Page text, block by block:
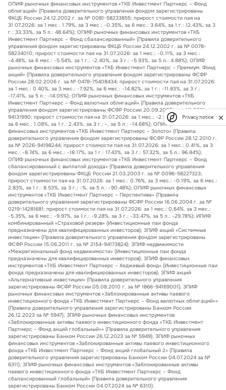
ОПИФ рыночных финансовых инструментов «ТКБ Инвестмент Партнерс – Фонд
облигаций» (Правила доверительного управления фондом зарегистрированы
ФКЦБ России 24.12.2002 г. за № 0081-58233855; прирост стоимости пая на
31.07.2026: за 1 мес.: 1.79%, за 3 мес.: -0.35%, за 6 мес.: 3.64%, за 1 г.: 12.43%, за 3
г.: 33.33%, за 5 л.: 48.64%); ОПИФ рыночных финансовых инструментов «ТКБ
Инвестмент Партнерс – Фонд сбалансированный» (Правила доверительного
управления фондом зарегистрированы ФКЦБ России 24.12.2002 г. за № 0078-
58234010; прирост стоимости пая на 31.07.2026: за 1 мес.: -0.11%, за 3 мес.:
-4.48%, за 6 мес.: -5.54%, за 1 г.: -2.40%, за 3 г.: -5.93%, за 5 л.: 4.88%); ОПИФ
рыночных финансовых инструментов «ТКБ Инвестмент Партнерс – Премиум. Фонд
акций» (Правила доверительного управления фондом зарегистрированы ФСФР
России 28.02.2006 г. за № 0478-75408434; прирост стоимости пая на 31.07.2026:
за 1 мес.: 0.40%, за 3 мес.: -7.92%, за 6 мес.: -14.82%, за 1 г.: -11.83%, за 3 г.:
-17.41%, за 5 л.: -14.05%); ОПИФ рыночных финансовых инструментов «ТКБ
Инвестмент Партнерс – Фонд валютных облигаций» (Правила доверительного
управления фондом зарегистрированы ФСФР России 20.09.2007 г. за № 0991-
94131990; прирост стоимости пая на 31.07.2026: за 1 мес.: -2.92%, за 3 мес.: 1.67%,
за 6 мес.: 1.08%, за 1 г.: 2.43%, за 3 г.: -, за 5 л.: -14.68%); ОПИФ рыночных
финансовых инструментов «ТКБ Инвестмент Партнерс – Золото» (Правила
доверительного управления фондом зарегистрированы ФСФР России 28.12.2010 г.
за № 2026-94198244; прирост стоимости пая на 31.07.2026: за 1 мес.: 0.41%, за 3
мес.: -8.74%, за 6 мес.: -18.17%, за 1 г.: 17.43%, за 3 г.: 57.32%, за 5 л.: 96.84%);
ОПИФ рыночных финансовых инструментов «ТКБ Инвестмент Партнерс – Фонд
сбалансированный с выплатой дохода» (Правила доверительного управления
фондом зарегистрированы ФКЦБ России 21.03.2003 г. за № 0096-58227323;
прирост стоимости пая на 31.07.2026: за 1 мес.: 0.76%, за 3 мес.: -0.19%, за 6 мес.:
2.83%, за 1 г.: 8.53%, за 3 г.: -%, за 5 л.: -90.48%); ОПИФ рыночных финансовых
инструментов «ТКБ Инвестмент Партнерс – Перспектива» (Правила
доверительного управления зарегистрированы ФСФР России 16.06.2004 г. за №
0219-14281681; прирост стоимости пая на 31.07.2026: за 1 мес.: 0.64%, за 3 мес.:
-5.35%, за 6 мес.: -9.97%, за 1 г.: -9.28%, за 3 г.: -33.47%, за 5 л.: -29.78%); ИПИФ
комбинированный «Страховой резерв» (Инвестиционные паи фонда
предназначены для квалифицированных инвесторов); ЗПИФ акций «Системные
инвестиции» (Правила доверительного управления фондом зарегистрированы
ФСФР России 15.06.2011 г. за № 2154-94173824); ЗПИФ недвижимости
«Межрегиональный фонд недвижимости» (Инвестиционные паи фонда
предназначены для квалифицированных инвесторов); ЗПИФ финансовых
инструментов «ТКБ Инвестмент Партнерс – Хеджевый фонд» (Инвестиционные паи
фонда предназначены для квалифицированных инвесторов); ЗПИФ акций
«Альтернативные инвестиции» (Правила доверительного управления
зарегистрированы ФСФР России 05.08.2010 г. за № 1866-94169001); ЗПИФ
рыночных финансовых инструментов «Заблокированные активы паевого
инвестиционного фонда «ТКБ Инвестмент Партнерс – Фонд валютных облигаций»»
(Правила доверительного управления зарегистрированы Банком России
26.12.2023 за № 5947); ЗПИФ рыночных финансовых инструментов
«Заблокированные активы паевого инвестиционного фонда «ТКБ Инвестмент
Партнерс – Фонд акций глобальный»» (Правила доверительного управления
зарегистрированы Банком России 26.12.2023 за № 5949); ЗПИФ рыночных
финансовых инструментов «Заблокированные активы паевого инвестиционного
фонда «ТКБ Инвестмент Партнерс – Фонд акций глобальный 2» (Правила
доверительного управления зарегистрированы Банком России 04.07.2024 за №
6311); ЗПИФ рыночных финансовых инструментов «Заблокированные активы
паевого инвестиционного фонда «ТКБ Инвестмент Партнерс – Фонд
сбалансированный глобальный» (Правила доверительного управления
зарегистрированы Банком России 04.07.2024 за № 6310).
Privacy notice